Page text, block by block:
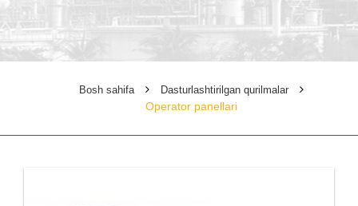
Bosh sahifa Dasturlashtirilgan qurilmalar
Operator panellari